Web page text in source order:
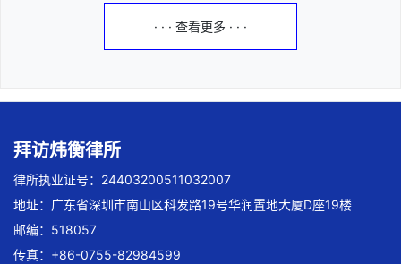
· · · 查看更多 · · ·
拜访炜衡律所
律所执业证号：24403200511032007
地址：广东省深圳市南山区科发路19号华润置地大厦D座19楼
邮编：518057
传真：+86-0755-82984599